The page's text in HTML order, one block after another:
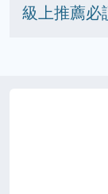
級上推薦必